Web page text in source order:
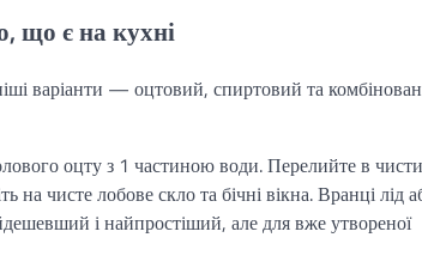
що є на кухні
варіанти — оцтовий, спиртовий та
оцту з 1 частиною води. Перелийте в
на чисте лобове скло та бічні вікна. Вранці лід
і найпростіший, але для вже утвореної